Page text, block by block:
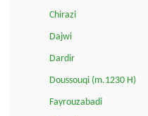
Chirazi
Dajwi
Dardir
Doussouqi (m.1230 H)
Fayrouzabadi